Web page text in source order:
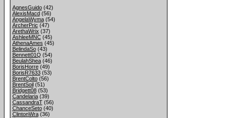
AgnesGuido(42)
AlexisMacd(56)
AngelaWyma(54)
ArcherPric (47)
ArethaWrix (37)
AshleeMNC(45)
AthenaAmes (45)
BelindaSo(43)
Bennett01Q (54)
BeulahShea(46)
BorisHorre(49)
BorisR7633(53)
BrentColto(56)
BrentSoil(51)
Bridgett08(53)
Candelaria(39)
CassandraT(56)
ChanceSeto(40)
ClintonWra(36)